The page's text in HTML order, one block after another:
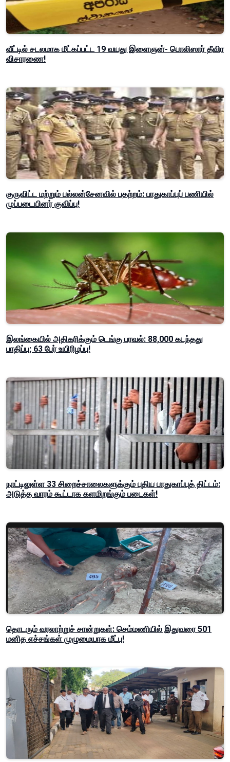
வீட்டில் சடலமாக மீட்கப்பட்ட 19 வயது இளைஞன்- பொலிஸார் தீவிர
விசாரணை!
குருவிட்ட மற்றும் பல்லன்சேனவில் பதற்றம்: பாதுகாப்புப் பணியில்
முப்படையினர் குவிப்பு!
இலங்கையில் அதிகரிக்கும் டெங்கு பரவல்: 88,000 கடந்தது
பாதிப்பு; 63 பேர் உயிரிழப்பு!
நாட்டிலுள்ள 33 சிறைச்சாலைகளுக்கும் புதிய பாதுகாப்புத் திட்டம்:
அடுத்த வாரம் கூட்டாக களமிறங்கும் படைகள்!
தொடரும் வரலாற்றுச் சான்றுகள்: செம்மணியில் இதுவரை 501
மனித எச்சங்கள் முழுமையாக மீட்பு!